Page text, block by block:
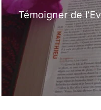
Témoigner de